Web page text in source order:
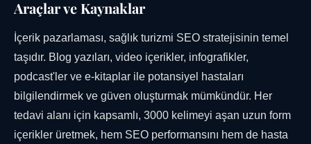
Araçlar ve Kaynaklar
İçerik pazarlaması, sağlık turizmi SEO stratejisinin temel
taşıdır. Blog yazıları, video içerikler, infografikler,
podcast'ler ve e-kitaplar ile potansiyel hastaları
bilgilendirmek ve güven oluşturmak mümkündür. Her
tedavi alanı için kapsamlı, 3000 kelimeyi aşan uzun form
içerikler üretmek, hem SEO performansını hem de hasta